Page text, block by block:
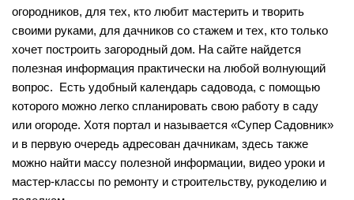
огородников, для тех, кто любит мастерить и творить
своими руками, для дачников со стажем и тех, кто только
хочет построить загородный дом. На сайте найдется
полезная информация практически на любой волнующий
вопрос. Есть удобный календарь садовода, с помощью
которого можно легко спланировать свою работу в саду
или огороде. Хотя портал и называется «Супер Садовник»
и в первую очередь адресован дачникам, здесь также
можно найти массу полезной информации, видео уроки и
мастер-классы по ремонту и строительству, рукоделию и